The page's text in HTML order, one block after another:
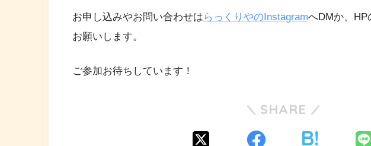
お申し込みやお問い合わせは らっくりやのInstagramへDMか、HP
お願いします。
ご参加お待ちしています！
SHARE